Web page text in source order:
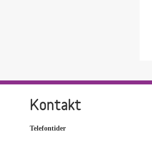
Kontakt
Telefontider